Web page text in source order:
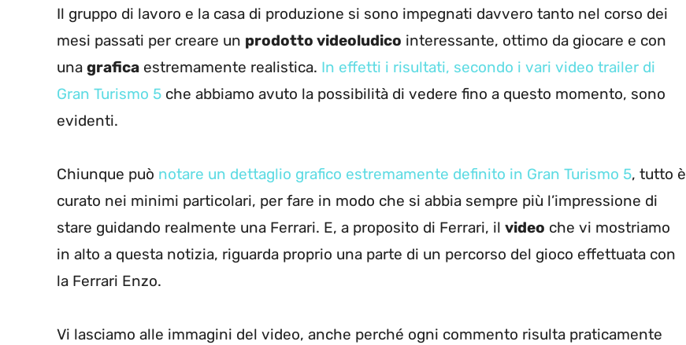
Il gruppo di lavoro e la casa di produzione si sono impegnati davvero tanto nel corso dei
mesi passati per creare un prodotto videoludico interessante, ottimo da giocare e con
una grafica estremamente realistica. In effetti i risultati, secondo i vari video trailer di
Gran Turismo 5 che abbiamo avuto la possibilità di vedere fino a questo momento, sono
evidenti.
Chiunque può notare un dettaglio grafico estremamente definito in Gran Turismo 5, tutto è
curato nei minimi particolari, per fare in modo che si abbia sempre più l’impressione di
stare guidando realmente una Ferrari. E, a proposito di Ferrari, il video che vi mostriamo
in alto a questa notizia, riguarda proprio una parte di un percorso del gioco effettuata con
la Ferrari Enzo.
Vi lasciamo alle immagini del video, anche perché ogni commento risulta praticamente